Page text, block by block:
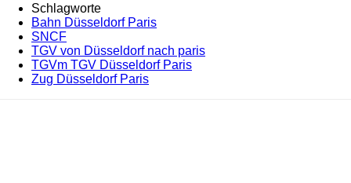
Schlagworte
Bahn Düsseldorf Paris
SNCF
TGV von Düsseldorf nach paris
TGVm TGV Düsseldorf Paris
Zug Düsseldorf Paris